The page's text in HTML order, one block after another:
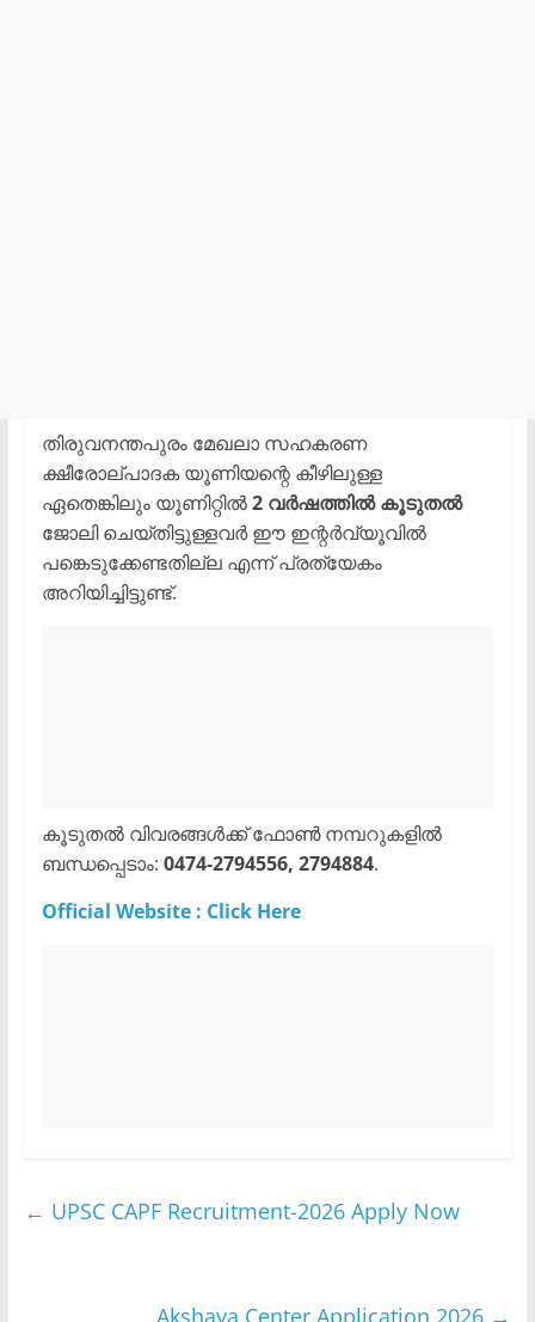
​തിരുവനന്തപുരം മേഖലാ സഹകരണ
ക്ഷീരോല്പാദക യൂണിയന്റെ കീഴിലുള്ള
ഏതെങ്കിലും യൂണിറ്റിൽ2 വർഷത്തിൽ കൂടുതൽ
ജോലി ചെയ്തിട്ടുള്ളവർ ഈ ഇന്റർവ്യൂവിൽ
പങ്കെടുക്കേണ്ടതില്ല എന്ന് പ്രത്യേകം
അറിയിച്ചിട്ടുണ്ട്.
​കൂടുതൽ വിവരങ്ങൾക്ക് ഫോൺ നമ്പറുകളിൽ
ബന്ധപ്പെടാം: 0474-2794556, 2794884.
Official Website : Click Here
← UPSC CAPF Recruitment-2026 Apply Now
Akshaya Center Application 2026 →